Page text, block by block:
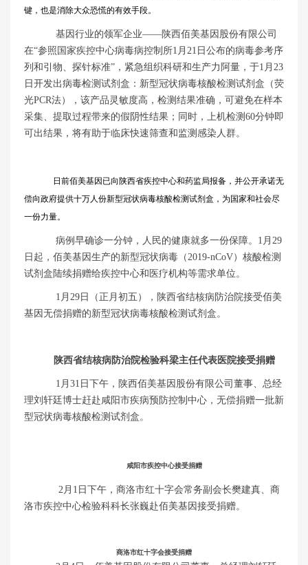
键，也是消除大众恐慌的有效手段。
基因行业的领军企业——陕西佰美基因股份有限公司
在“参照国家疾控中心病毒病控制所1月21日公布的病毒参考序
列和引物、探针标准”，紧急组织科研和生产力阿量，于1月23
日开发出病毒检测试剂盒：新型冠状病毒核酸检测试剂盒（荧
光PCR法），该产品灵敏度高，检测结果准确，可避免在样本
采集、提取过程带来的假阴性结果；同时，上机检测60分钟即
可出结果，将有助于临床快速筛查和监测感染人群。
日前佰美基因已向陕西省疾控中心和药监局报备，并公开承诺无
偿向政府提供十万人份新型冠状病毒核酸检测试剂盒，为国家和社会尽
一份力量。
病例早确诊一分钟，人民的健康就多一份保障。1月29
日起，佰美基因生产的新型冠状病毒（2019-nCoV）核酸检测
试剂盒陆续捐赠给疾控中心和医疗机构等需求单位。
1月29日（正月初五），陕西省结核病防治院接受佰美
基因无偿捐赠的新型冠状病毒核酸检测试剂盒。
陕西省结核病防治院检验科梁主任代表医院接受捐赠
1月31日下午，陕西佰美基因股份有限公司董事、总经
理刘轩廷博士赶赴咸阳市疾病预防控制中心，无偿捐赠一批新
型冠状病毒核酸检测试剂盒。
咸阳市疾控中心接受捐赠
2月1日下午，商洛市红十字会常务副会长樊建真、商
洛市疾控中心检验科科长张巍赴佰美基因接受捐赠。
商洛市红十字会接受捐赠